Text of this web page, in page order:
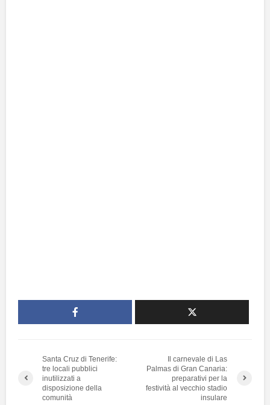
Santa Cruz di Tenerife:
tre locali pubblici
inutilizzati a
disposizione della
comunità
Il carnevale di Las
Palmas di Gran Canaria:
preparativi per la
festività al vecchio stadio
insulare